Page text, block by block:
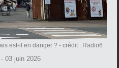
est-il en danger ?- crédit : Radio6
- 03 juin 2026